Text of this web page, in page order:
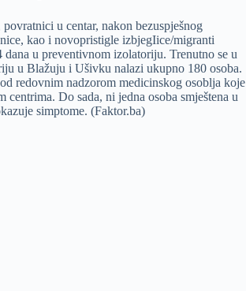
u centar, nakon bezuspješnog
kao i novopristigle izbjegIice/migranti
dana u preventivnom izolatoriju. Trenutno se u
u Blažuju i Ušivku nalazi ukupno 180 osoba.
redovnim nadzorom medicinskog osoblja koje
centrima. Do sada, ni jedna osoba smještena u
simptome. (Faktor.ba)